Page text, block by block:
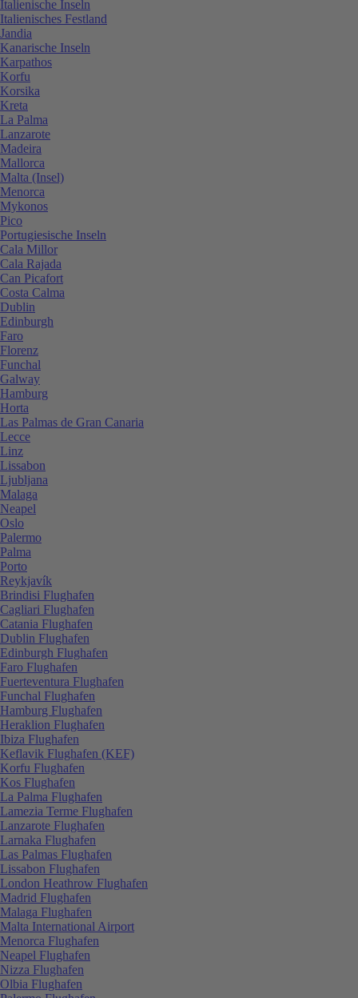
Italienische Inseln
Italienisches Festland
Jandia
Kanarische Inseln
Karpathos
Korfu
Korsika
Kreta
La Palma
Lanzarote
Madeira
Mallorca
Malta (Insel)
Menorca
Mykonos
Pico
Portugiesische Inseln
Cala Millor
Cala Rajada
Can Picafort
Costa Calma
Dublin
Edinburgh
Faro
Florenz
Funchal
Galway
Hamburg
Horta
Las Palmas de Gran Canaria
Lecce
Linz
Lissabon
Ljubljana
Malaga
Neapel
Oslo
Palermo
Palma
Porto
Reykjavík
Brindisi Flughafen
Cagliari Flughafen
Catania Flughafen
Dublin Flughafen
Edinburgh Flughafen
Faro Flughafen
Fuerteventura Flughafen
Funchal Flughafen
Hamburg Flughafen
Heraklion Flughafen
Ibiza Flughafen
Keflavik Flughafen (KEF)
Korfu Flughafen
Kos Flughafen
La Palma Flughafen
Lamezia Terme Flughafen
Lanzarote Flughafen
Larnaka Flughafen
Las Palmas Flughafen
Lissabon Flughafen
London Heathrow Flughafen
Madrid Flughafen
Malaga Flughafen
Malta International Airport
Menorca Flughafen
Neapel Flughafen
Nizza Flughafen
Olbia Flughafen